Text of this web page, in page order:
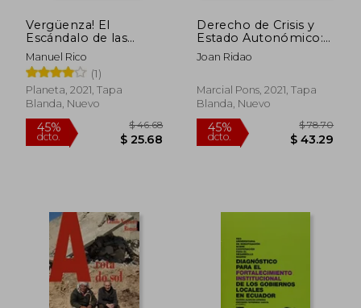
Vergüenza! El
Escándalo de las
Residencias
Manuel Rico
(1)
Planeta, 2021, Tapa
Blanda, Nuevo
Derecho de Crisis y
Estado Autonómico:
Del Estado de Alarma
a la Cogobernanza en
19 (Varios)
Joan Ridao
Marcial Pons, 2021, Tapa
Blanda, Nuevo